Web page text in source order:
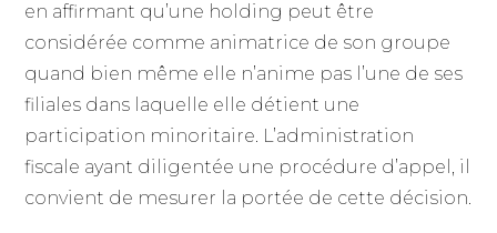
en affirmant qu’une holding peut être
considérée comme animatrice de son groupe
quand bien même elle n’anime pas l’une de ses
filiales dans laquelle elle détient une
participation minoritaire. L’administration
fiscale ayant diligentée une procédure d’appel, il
convient de mesurer la portée de cette décision.